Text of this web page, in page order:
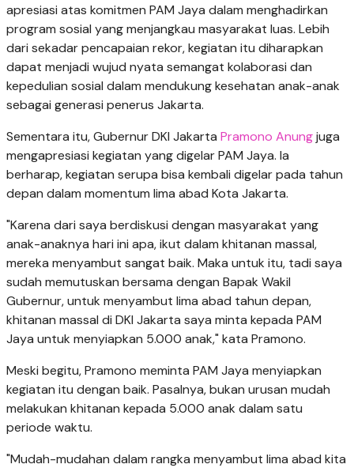
apresiasi atas komitmen PAM Jaya dalam menghadirkan
program sosial yang menjangkau masyarakat luas. Lebih
dari sekadar pencapaian rekor, kegiatan itu diharapkan
dapat menjadi wujud nyata semangat kolaborasi dan
kepedulian sosial dalam mendukung kesehatan anak-anak
sebagai generasi penerus Jakarta.
Sementara itu, Gubernur DKI Jakarta Pramono Anungjuga
mengapresiasi kegiatan yang digelar PAM Jaya. Ia
berharap, kegiatan serupa bisa kembali digelar pada tahun
depan dalam momentum lima abad Kota Jakarta.
"Karena dari saya berdiskusi dengan masyarakat yang
anak-anaknya hari ini apa, ikut dalam khitanan massal,
mereka menyambut sangat baik. Maka untuk itu, tadi saya
sudah memutuskan bersama dengan Bapak Wakil
Gubernur, untuk menyambut lima abad tahun depan,
khitanan massal di DKI Jakarta saya minta kepada PAM
Jaya untuk menyiapkan 5.000 anak," kata Pramono.
Meski begitu, Pramono meminta PAM Jaya menyiapkan
kegiatan itu dengan baik. Pasalnya, bukan urusan mudah
melakukan khitanan kepada 5.000 anak dalam satu
periode waktu.
"Mudah-mudahan dalam rangka menyambut lima abad kita